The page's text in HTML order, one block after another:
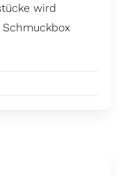
wird
Schmuckbox